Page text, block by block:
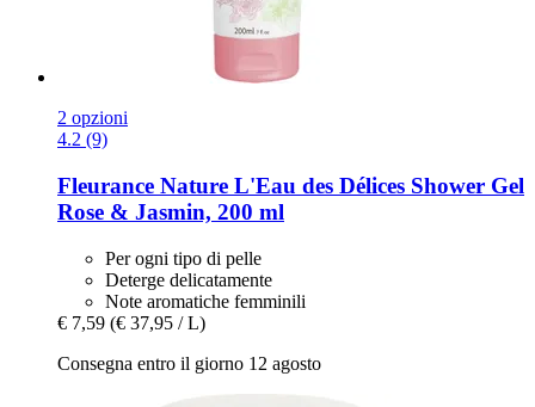
2 opzioni
4.2 (9)
Fleurance Nature L'Eau des Délices Shower Gel
Rose & Jasmin, 200 ml
Per ogni tipo di pelle
Deterge delicatamente
Note aromatiche femminili
€ 7,59 (€ 37,95 / L)
Consegna entro il giorno 12 agosto